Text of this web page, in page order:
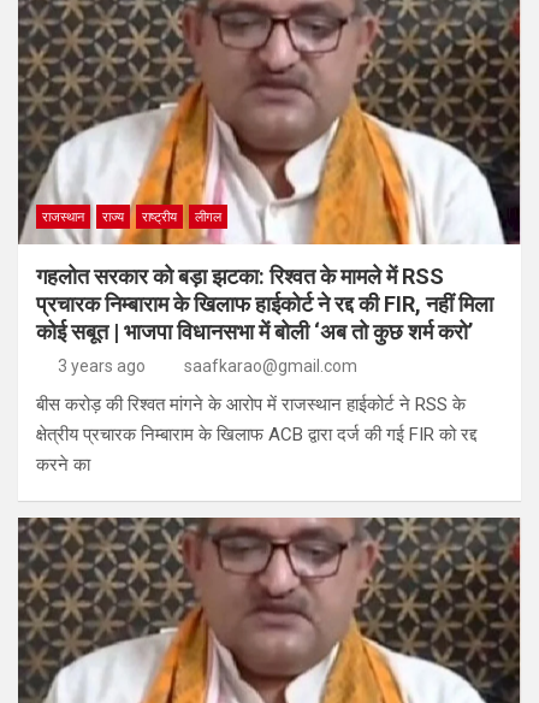
राजस्थान राज्य राष्ट्रीय लीगल
गहलोत सरकार को बड़ा झटका: रिश्वत के मामले में RSS
प्रचारक निम्बाराम के खिलाफ हाईकोर्ट ने रद्द की FIR, नहीं मिला
कोई सबूत | भाजपा विधानसभा में बोली ‘अब तो कुछ शर्म करो’
3 years ago saafkarao@gmail.com
बीस करोड़ की रिश्वत मांगने के आरोप में राजस्थान हाईकोर्ट ने RSS के
क्षेत्रीय प्रचारक निम्बाराम के खिलाफ ACB द्वारा दर्ज की गई FIR को रद्द
करने का